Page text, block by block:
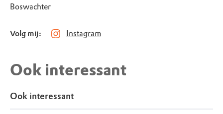
Boswachter
Volg mij: Instagram
Ook interessant
Ook interessant